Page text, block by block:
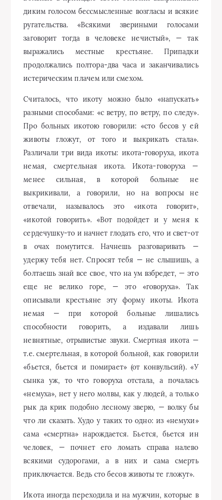
диким голосом бессмысленные возгласы и всякие
ругательства. «Всякими звериными голосами
заговорит тогда в человеке нечистый», — так
выражались местные крестьяне. Припадки
продолжались полтора-два часа и заканчивались
истерическим плачем или смехом.
Считалось, что икоту можно было «напускать»
разными способами: «с ветру, по ветру, по следу».
Про больных икотою говорили: «сто бесов у ей
животы гложут, от того и выкрикать стала».
Различали три вида икоты: икота-говоруха, икота
немая, смертельная икота. Икота-говоруха —
менее сильная, в которой больные не
выкрикивали, а говорили, но на вопросы не
отвечали, называлось это «икота говорит»,
«икотой говорить». «Вот подойдет и у меня к
сердечушку-то и начнет глодать его, что и свет-от
в очах помутится. Начнешь разговаривать —
удержу тебя нет. Спросят тебя — не слышишь, а
болтаешь знай все свое, что на ум взбредет, — это
еще не велико горе, — это «говоруха». Так
описывали крестьяне эту форму икоты. Икота
немая — при которой больные лишались
способности говорить, а издавали лишь
невнятные, отрывистые звуки. Смертная икота —
т.е. смертельная, в которой больной, как говорили
«бьется, бьется и помирает» (от конвульсий). «У
сынка уж, то что говоруха отстала, а почалась
«немуха», нет у него молвы, как у людей, а только
рык да крик подобно лесному зверю, — волку бы
что ли сказать. Худо у таких то одно: из «немухи»
сама «смертна» нарождается. Бьется, бьется ин
человек, — почнет его ломать справа налево
всякими судорогами, а в них и сама смерть
приключается. Ведь сто бесов животы те гложут».
Икота иногда переходила и на мужчин, которые в